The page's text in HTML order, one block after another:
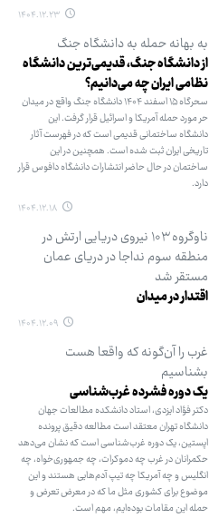
۱۴۰۴.۱۲.۲۳
به بهانه حمله به دانشگاه جنگ
از دانشگاه جنگ، قدیمی‌ترین دانشگاه
نظامی ایران چه می‌دانیم؟
سحرگاه ۱۵ اسفند ۱۴۰۴ دانشگاه جنگ واقع در میدان
حر مورد حمله آمریکا و اسرائیل قرار گرفت. این
دانشگاه ساختمانی قدیمی است که در فهرست آثار
تاریخی ایران ثبت شده است. همچنین در این
ساختمان در حال حاضر انتشارات دانشگاه دافوس قرار
دارد.
۱۴۰۴.۱۲.۱۸
ناوگروه ۱۰۳ نیروی دریایی ارتش در
منطقه سوم نداجا در دریای عمان
مستقر شد
اقتدار در میدان
۱۴۰۴.۱۲.۰۹
غرب را آن‌گونه که واقعا هست
بشناسیم
یک دوره فشرده غرب‌شناسی
دکتر فؤاد ایزدی، استاد دانشکده مطالعات جهان
دانشگاه تهران معتقد است مطالعه دقیق پرونده
اپستین، یک دوره غرب‌شناسی است که نشان می‌دهد
حکمرانان در غرب چه دموکرات، چه جمهوری‌خواه، چه
انگلیس و چه آمریکا چه تیپ آدم‌هایی هستند و این
موضوع برای کشوری مثل ما که در معرض تعرض و
حمله این مقامات بوده‌ایم، مهم است.